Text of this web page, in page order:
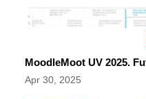
MoodleMoot UV 2025.
Apr 30, 2025